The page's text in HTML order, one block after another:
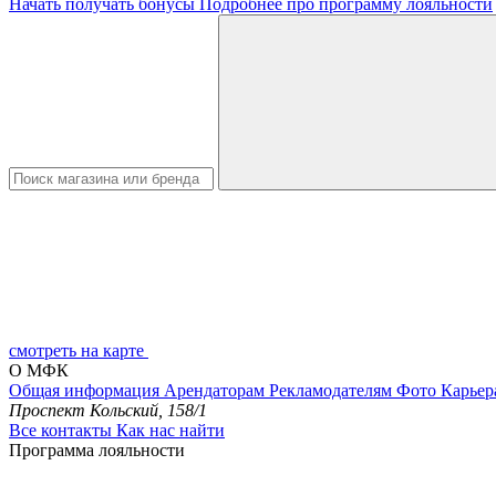
Начать получать бонусы Подробнее про программу лояльности
смотреть на карте
О МФК
Общая информация Арендаторам Рекламодателям Фото
Проспект Кольский, 158/1
Все контакты Как нас найти
Программа лояльности